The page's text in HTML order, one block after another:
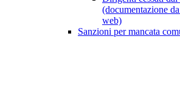
(documentazione
web)
Sanzioni per mancata